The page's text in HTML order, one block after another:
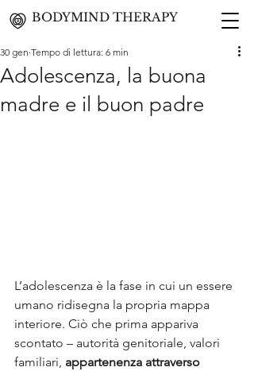
BODYMIND THERAPY
Adolescenza, la buona
madre e il buon padre
30 gen Tempo di lettura: 6 min
L’adolescenza è la fase in cui un essere
umano ridisegna la propria mappa
interiore. Ciò che prima appariva
scontato – autorità genitoriale, valori
familiari, appartenenza attraverso